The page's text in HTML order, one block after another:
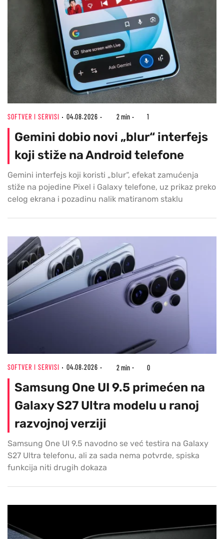
SOFTVER I SERVISI 04.08.2026 2 min 1
Gemini dobio novi „blur“ interfejs
koji stiže na Android telefone
Gemini interfejs koji koristi „blur“, efekat zamućenja
stiže na pojedine Pixel i Galaxy telefone, uz prikaz preko
celog ekrana i pozadinu nalik matiranom staklu
SOFTVER I SERVISI 04.08.2026 2 min 0
Samsung One UI 9.5 primećen na
Galaxy S27 Ultra modelu u ranoj
razvojnoj verziji
Samsung One UI 9.5 navodno se već testira na Galaxy
S27 Ultra telefonu, ali za sada nema potvrde, spiska
funkcija niti drugih dokaza